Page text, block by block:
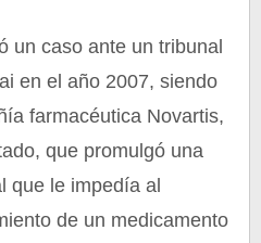
un caso ante un tribunal
en el año 2007, siendo
farmacéutica Novartis,
que promulgó una
que le impedía al
de un medicamento